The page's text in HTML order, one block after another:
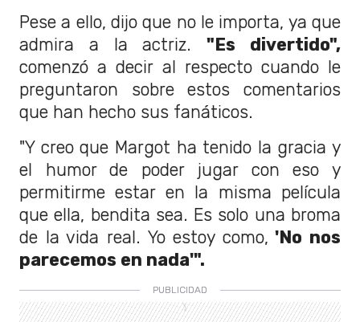
Pese a ello, dijo que no le importa, ya que
admira a la actriz."Es divertido",
comenzó a decir al respecto cuando le
preguntaron sobre estos comentarios
que han hecho sus fanáticos.
"Y creo que Margot ha tenido la gracia y
el humor de poder jugar con eso y
permitirme estar en la misma película
que ella, bendita sea. Es solo una broma
de la vida real. Yo estoy como, 'No nos
parecemos en nada'".